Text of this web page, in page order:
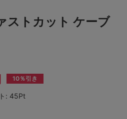
ストカット ケーブ
10％引き
: 45Pt